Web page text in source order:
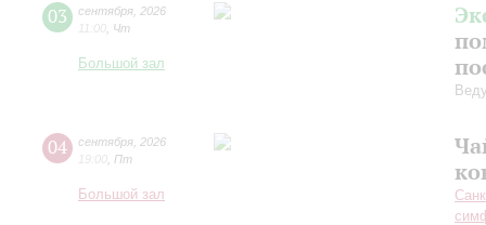
03 сентября 2026
11:00 Чт
Большой зал
04 сентября 2026
19:00 Пт
Большой зал